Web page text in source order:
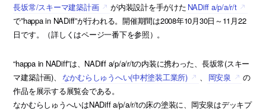
長坂常/スキーマ建築計画 が内装設計を手がけた NADiff a/p/a/r/t
で”happa in NADiff”が行われる。開催期間は2008年10月30日～11月22
日です。（詳しくはページ一番下を参照）。
“happa in NADiff”は、NADiff a/p/a/r/tの内装に携わった、長坂常(スキー
マ建築計画)、
なかむらしゅうへい(中村塗装工業所) 、 岡安泉
の
作品を展示する展覧会である。
なかむらしゅうへいはNADiff a/p/a/r/tの床の塗装に、岡安泉はデッキプ